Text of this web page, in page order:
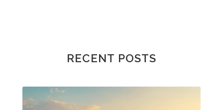
RECENT POSTS